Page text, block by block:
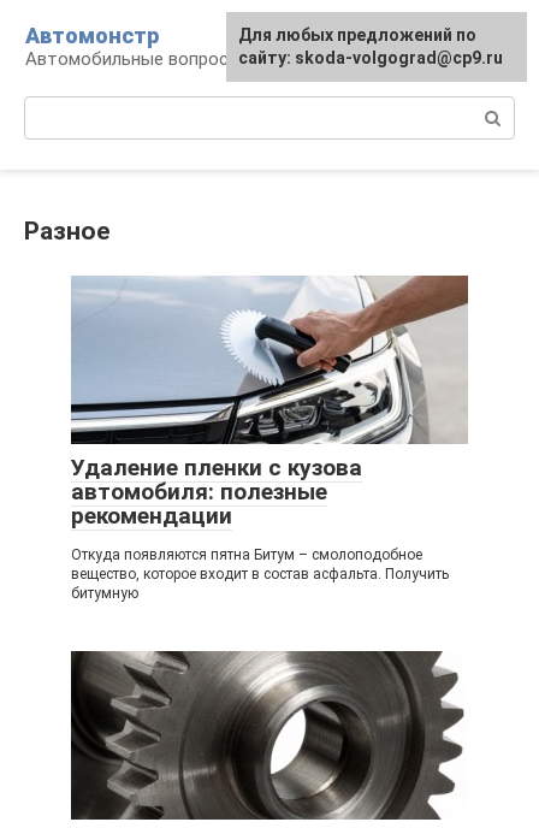
контенту
Автомонстр
Автомобильные вопросы и ответы
Разное
Удаление пленки с кузова
автомобиля: полезные
рекомендации
Откуда появляются пятна Битум – смолоподобное
вещество, которое входит в состав асфальта. Получить
битумную
Для любых предложений по
сайту: skoda-volgograd@cp9.ru